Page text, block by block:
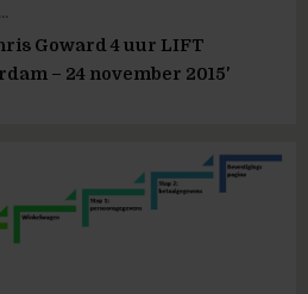
Goward 4 uur LIFT
– 24 november 2015'